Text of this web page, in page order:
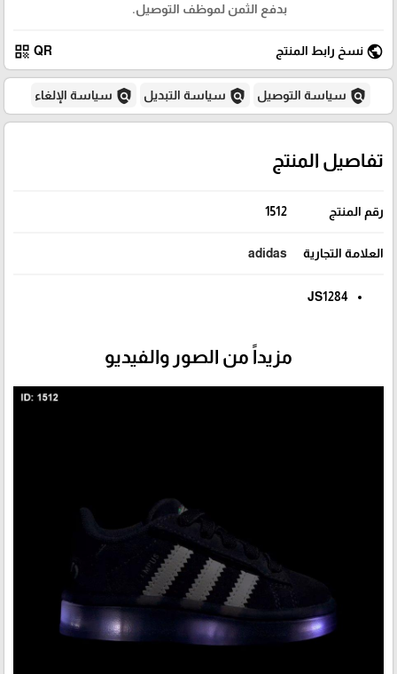
بدفع الثمن لموظف التوصيل.
public نسخ رابط المنتج QR
qr_code
policy سياسة التوصيل policy سياسة التبديل policy سياسة الإلغاء
تفاصيل المنتج
رقم المنتج 1512
العلامة التجارية adidas
JS1284
مزيداً من الصور والفيديو